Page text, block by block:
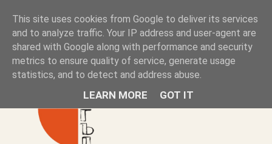
Книжен ъгъл
Блог на книжарницата — класации, откъси, нови книги
ул. „Оборище" 117, София· пон–пет 10:00–19:00 ·
This site uses cookies from Google to deliver its services
and to analyze traffic. Your IP address and user-agent are
shared with Google along with performance and security
metrics to ensure quality of service, generate usage
statistics, and to detect and address abuse.
LEARN MORE GOT IT